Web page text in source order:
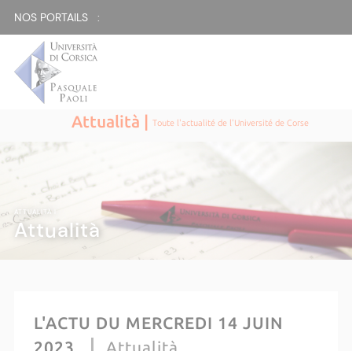
NOS PORTAILS :
Attualità |Toute l'actualité de l'Université de Corse
ATTUALITÀ |
Attualità
L'ACTU DU MERCREDI 14 JUIN
2023
Attualità